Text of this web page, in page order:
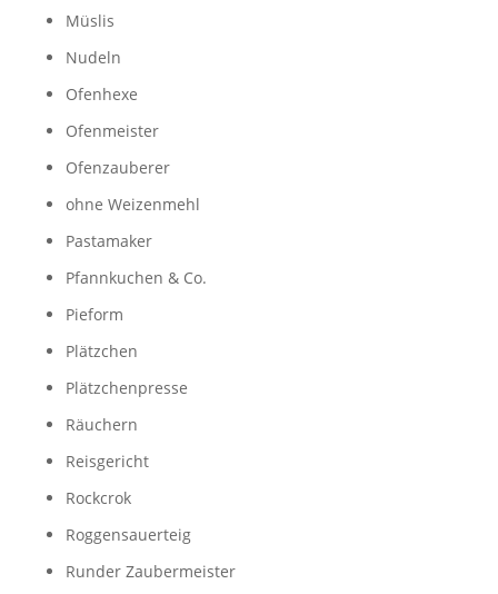
Müslis
Nudeln
Ofenhexe
Ofenmeister
Ofenzauberer
ohne Weizenmehl
Pastamaker
Pfannkuchen & Co.
Pieform
Plätzchen
Plätzchenpresse
Räuchern
Reisgericht
Rockcrok
Roggensauerteig
Runder Zaubermeister